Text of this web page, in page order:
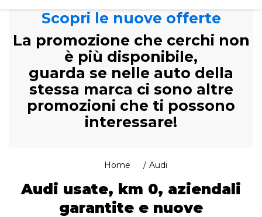
Scopri le nuove offerte
La promozione che cerchi non
è più disponibile,
guarda se nelle auto della
stessa marca ci sono altre
promozioni che ti possono
interessare!
Home Audi
Audi usate, km 0, aziendali
garantite e nuove